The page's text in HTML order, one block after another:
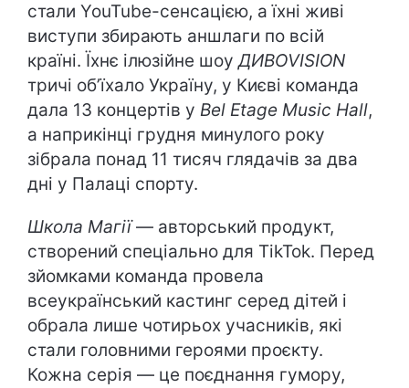
стали YouTube-сенсацією, а їхні живі
виступи збирають аншлаги по всій
країні. Їхнє ілюзійне шоуДИВОVISION
тричі об’їхало Україну, у Києві команда
дала 13 концертів у Bel Etage Music Hall,
а наприкінці грудня минулого року
зібрала понад 11 тисяч глядачів за два
дні у Палаці спорту.
Школа Магії— авторський продукт,
створений спеціально для TikTok. Перед
зйомками команда провела
всеукраїнський кастинг серед дітей і
обрала лише чотирьох учасників, які
стали головними героями проєкту.
Кожна серія — це поєднання гумору,